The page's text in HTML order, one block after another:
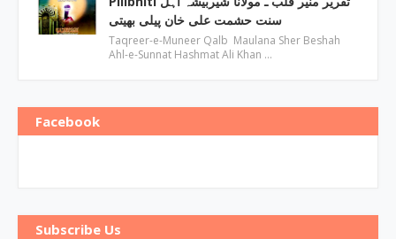
سنت حشمت علی خان پیلی بھیتی
Taqreer-e-Muneer Qalb Maulana Sher Beshah
Ahl-e-Sunnat Hashmat Ali Khan …
Facebook
Subscribe Us